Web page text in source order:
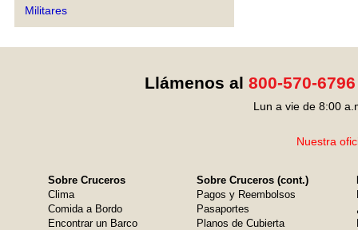
Militares
Llámenos al 800-570-6796
Lun a vie de 8:00
Nuestra
Sobre Cruceros
Clima
Comida a Bordo
Encontrar un Barco
Sobre Cruceros (cont.)
Pagos y Reembolsos
Pasaportes
Planos de Cubierta